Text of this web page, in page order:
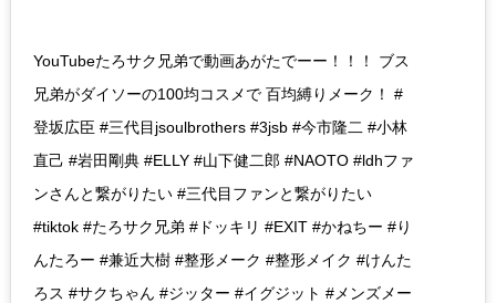
YouTubeたろサク兄弟で動画あがたでーー！！！ ブス
兄弟がダイソーの100均コスメで 百均縛りメーク！ #
登坂広臣 #三代目jsoulbrothers #3jsb #今市隆二 #小林
直己 #岩田剛典 #ELLY #山下健二郎 #NAOTO #ldhファ
ンさんと繋がりたい #三代目ファンと繋がりたい
#tiktok #たろサク兄弟 #ドッキリ #EXIT #かねちー #り
んたろー #兼近大樹 #整形メーク #整形メイク #けんた
ろス #サクちゃん #ジッター #イグジット #メンズメー